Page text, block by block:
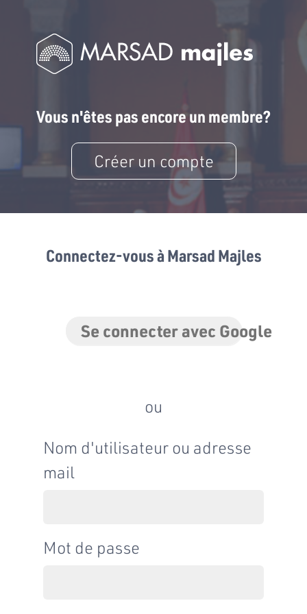
Vous n'êtes pas encore un membre?
Créer un compte
Connectez-vous à Marsad Majles
Se connecter avec Google
ou
Nom d'utilisateur ou adresse
mail
Mot de passe